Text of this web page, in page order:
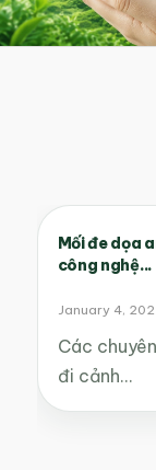
Mối đe dọa
công nghệ...
January 4,
Các
đi cảnh…